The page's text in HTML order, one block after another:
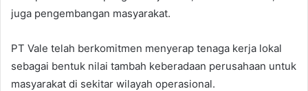
juga pengembangan masyarakat.
PT Vale telah berkomitmen menyerap tenaga kerja lokal
sebagai bentuk nilai tambah keberadaan perusahaan untuk
masyarakat di sekitar wilayah operasional.